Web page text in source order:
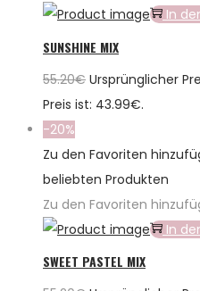
In
SUNSHINE MIX
55.20€ Ursprünglicher
Preis ist: 43.99€.
-20%
Zu den Favoriten
beliebten Produkten
Zu den Favoriten
In
SWEET PASTEL MIX